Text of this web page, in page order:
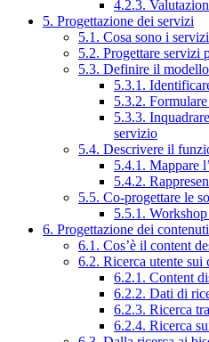
4.2.3.
5. Progettazione dei servizi
5.1. Cosa sono i
5.2. Progettare servizi
5.3. Definire il
5.3.1.
5.3.2.
5.3.3.
servizio
5.4. Descrivere il
5.4.1. Mappare
5.4.2.
5.5. Co-progettare le
5.5.1.
6. Progettazione dei contenuti
6.1. Cos’è il content
6.2. Ricerca utente
6.2.1. Content
6.2.2. Dati di
6.2.3. Ricerca
6.2.4. Ricerca